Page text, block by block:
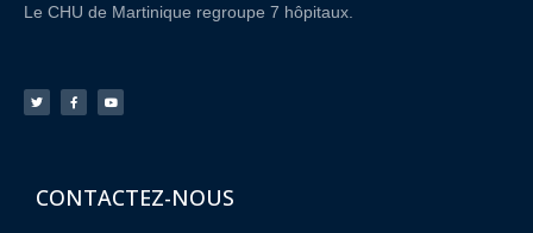
Le CHU de Martinique regroupe 7 hôpitaux.
CONTACTEZ-NOUS